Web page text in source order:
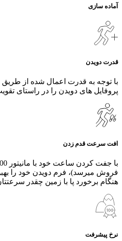
آماده سازی
قدرت دویدن
با توجه به قدرت اعمال شده از
پروفایل های دویدن را در راستای
افت سرعت قدم زدن
فروش میرسد)، فرم دویدن خود را
هنگام برخورد پا با زمین چقدر
نرخ پیشرفت